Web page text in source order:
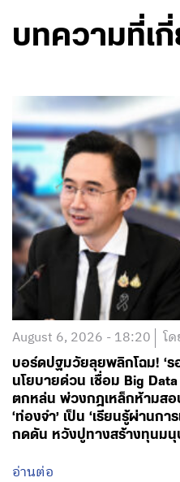
บทความที่เ
August 6, 2026 - 18:20 โ
บอร์ดปฐมวัยลุยพลิกโฉม! ‘
นโยบายด่วน เชื่อม Big
ตกหล่น พ่วงกฎเหล็กห้ามสอ
‘ท่องจำ’ เป็น ‘เรียนรู้ผ่านก
กดดัน หวังปูทางสร้างทุนม
อ่านต่อ